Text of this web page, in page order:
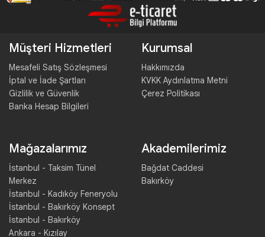
Müşteri Hizmetleri
Mesafeli Satış Sözleşmesi
İptal ve İade Şartları
Gizlilik ve Güvenlik
Banka Hesap Bilgileri
Kurumsal
Hakkımızda
KVKK Aydınlatma Metni
Çerez Politikası
Mağazalarımız
İstanbul - Taksim Tünel
Merkez
İstanbul - Kadıköy Feneryolu
İstanbul - Bakırköy Konsept
İstanbul - Bakırköy
Ankara - Kızılay
Akademilerimiz
Bağdat Caddesi
Bakırköy